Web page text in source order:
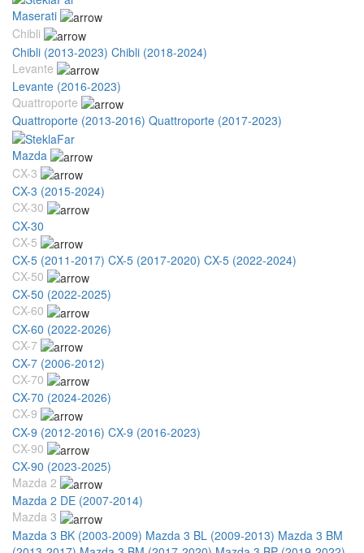
Maserati
Chibli
Chibli (2013-2023) Chibli (2018-2024)
Levante
Levante (2016-2023)
Quattroporte
Quattroporte (2013-2016) Quattroporte (2017-2023)
Mazda
CX-3
CX-3 (2015-2024)
CX-30
CX-30
CX-5
CX-5 (2011-2017) CX-5 (2017-2020) CX-5 (2022-2024)
CX-50
CX-50 (2022-2025)
CX-60
CX-60 (2022-2026)
CX-7
CX-7 (2006-2012)
CX-70
CX-70 (2024-2026)
CX-9
CX-9 (2012-2016) CX-9 (2016-2023)
CX-90
CX-90 (2023-2025)
Mazda 2
Mazda 2 DE (2007-2014)
Mazda 3
Mazda 3 BK (2003-2009) Mazda 3 BL (2009-2013) Mazda 3 BM